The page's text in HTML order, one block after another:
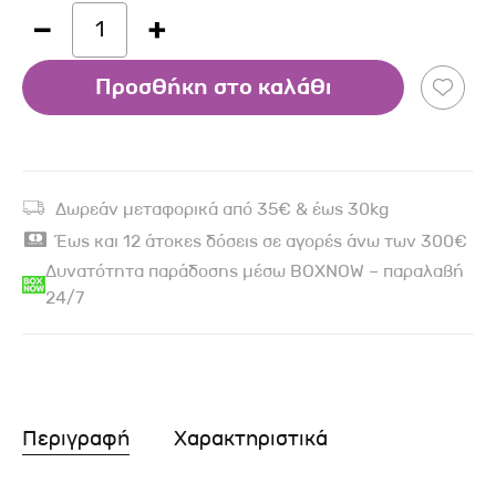
1
Προσθήκη στο καλάθι
Δωρεάν μεταφορικά από 35€ & έως 30kg
Έως και 12 άτοκες δόσεις σε αγορές άνω των 300€
Δυνατότητα παράδοσης μέσω BOXNOW – παραλαβή
24/7
Περιγραφή Χαρακτηριστικά